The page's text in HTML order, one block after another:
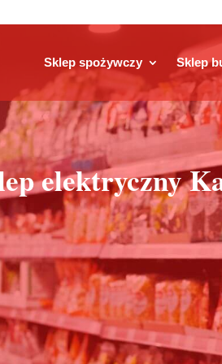
Sklep spożywczy Sklep
elektryczny